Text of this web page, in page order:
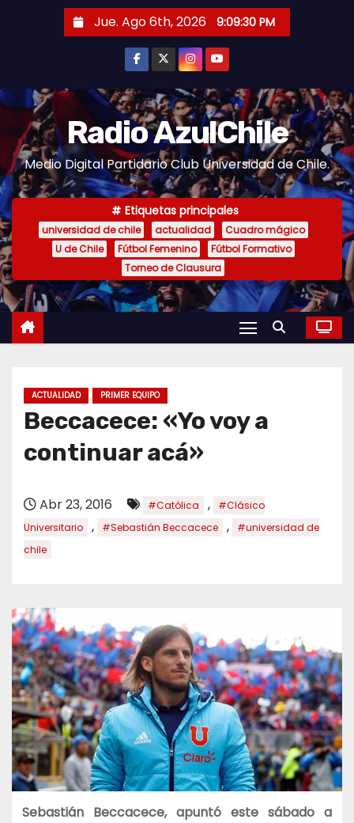
a
l
c
o
n
t
e
n
d
Jue. Ago 6th, 2026 9:09:31 PM
Radio AzulChile
Medio Digital Partidario Club Universidad de Chile.
Etiquetas principales
universidad de chile actualidad
Cuadro mágico
U de Chile
Fútbol Femenino
Fútbol Formativo
Torneo de Clausura
ACTUALIDAD PRIMER EQUIPO
Beccacece: «Yo voy a
continuar acá»
Abr 23, 2016 #Católica ,
#Clásico
Universitario
, #Sebastián Beccacece ,
#universidad de
chile
Sebastián Beccacece, apuntó este sábado a